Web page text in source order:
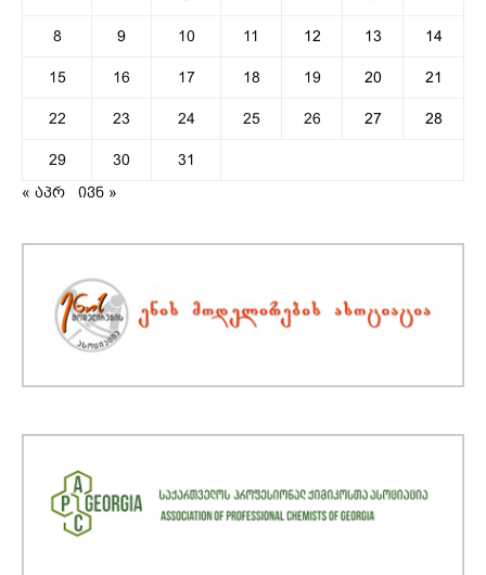
8 9 10 11 12 13 14
15 16 17 18 19 20 21
22 23 24 25 26 27 28
29 30
31
« აპრ
ივნ »